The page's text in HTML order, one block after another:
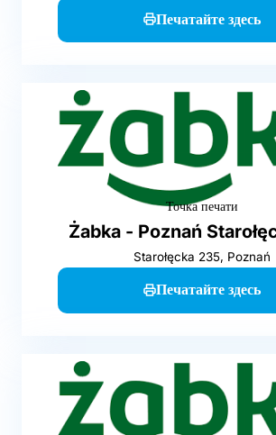
Печатайте здесь
Точка печати
Żabka - Poznań
Starołęcka 235, Poznań
Печатайте здесь